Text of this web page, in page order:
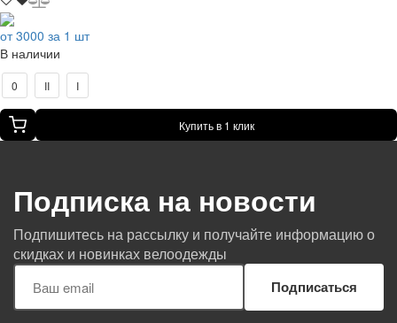
от 3000 за 1 шт
В наличии
0 II I
Купить в 1 клик
Подписка на новости
Подпишитесь на рассылку и получайте информацию о
скидках и новинках велоодежды
Подписаться